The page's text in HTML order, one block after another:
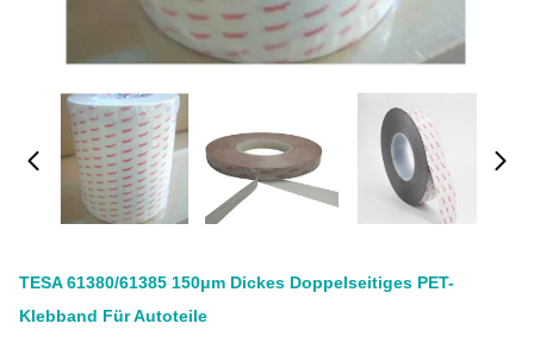
TESA 61380/61385 150μm Dickes Doppelseitiges PET-
Klebband Für Autoteile